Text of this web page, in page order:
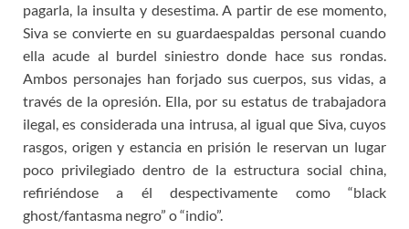
pagarla, la insulta y desestima. A partir de ese momento,
Siva se convierte en su guardaespaldas personal cuando
ella acude al burdel siniestro donde hace sus rondas.
Ambos personajes han forjado sus cuerpos, sus vidas, a
través de la opresión. Ella, por su estatus de trabajadora
ilegal, es considerada una intrusa, al igual que Siva, cuyos
rasgos, origen y estancia en prisión le reservan un lugar
poco privilegiado dentro de la estructura social china,
refiriéndose a él despectivamente como “black
ghost/fantasma negro” o “indio”.